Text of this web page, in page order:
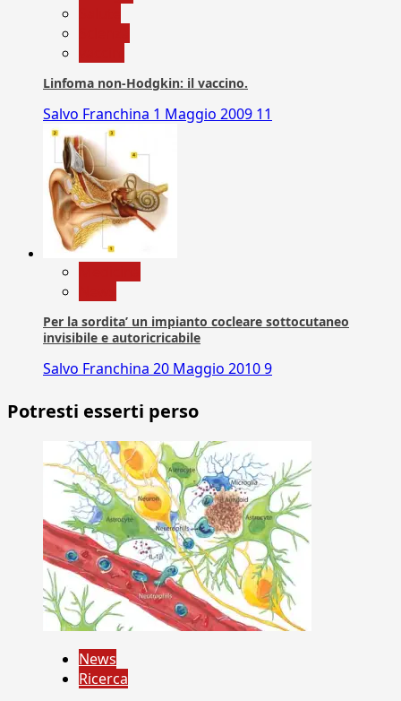
Linfoma non-Hodgkin: il vaccino.
Salvo Franchina 1 Maggio 2009 11
Per la sordita’ un impianto cocleare sottocutaneo
invisibile e autoricricabile
Salvo Franchina 20 Maggio 20109
Potresti esserti perso
News
Ricerca